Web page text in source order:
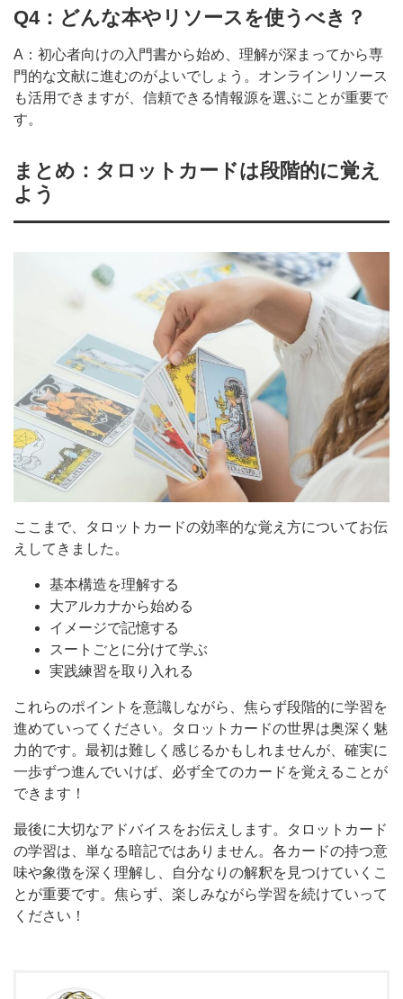
Q4：どんな本やリソースを使うべき？
A：初心者向けの入門書から始め、理解が深まってから専
門的な文献に進むのがよいでしょう。オンラインリソース
も活用できますが、信頼できる情報源を選ぶことが重要で
す。
まとめ：タロットカードは段階的に覚え
よう
ここまで、タロットカードの効率的な覚え方についてお伝
えしてきました。
基本構造を理解する
大アルカナから始める
イメージで記憶する
スートごとに分けて学ぶ
実践練習を取り入れる
これらのポイントを意識しながら、焦らず段階的に学習を
進めていってください。タロットカードの世界は奥深く魅
力的です。最初は難しく感じるかもしれませんが、確実に
一歩ずつ進んでいけば、必ず全てのカードを覚えることが
できます！
最後に大切なアドバイスをお伝えします。タロットカード
の学習は、単なる暗記ではありません。各カードの持つ意
味や象徴を深く理解し、自分なりの解釈を見つけていくこ
とが重要です。焦らず、楽しみながら学習を続けていって
ください！